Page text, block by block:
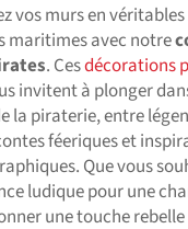
vos murs en véritables
maritimes avec notre
. Cesdécorations
invitent à plonger
la piraterie, entre
féeriques et
Que vous
ludique pour une
une touche